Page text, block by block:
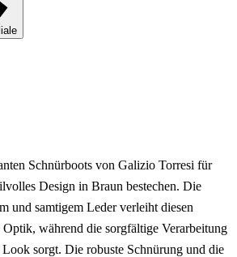
Schnürboots von Galizio Torresi für
Design in Braun bestechen. Die
und samtigem Leder verleiht diesen
Optik, während die sorgfältige Verarbeitung
Look sorgt. Die robuste Schnürung und die